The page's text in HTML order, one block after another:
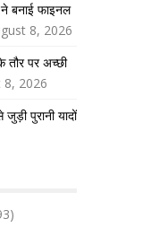
ने बनाई फाइनल
8, 2026
पर अच्छी
8, 2026
पुरानी यादों